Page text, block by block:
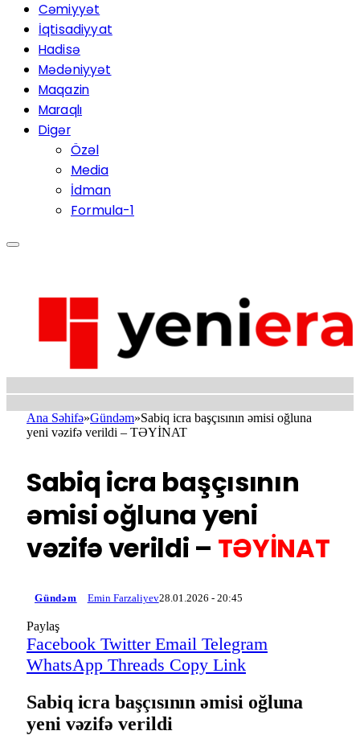
Cəmiyyət
İqtisadiyyat
Hadisə
Mədəniyyət
Maqazin
Maraqlı
Digər
Özəl
Media
İdman
Formula-1
Ana Səhifə»Gündəm»Sabiq icra başçısının əmisi oğluna
yeni vəzifə verildi – TƏYİNAT
Sabiq icra başçısının
əmisi oğluna yeni
vəzifə verildi – TƏYİNAT
Gündəm Emin Farzaliyev28.01.2026 - 20:45
Paylaş
Facebook Twitter Email Telegram
WhatsApp Threads Copy Link
Sabiq icra başçısının əmisi oğluna
yeni vəzifə verildi